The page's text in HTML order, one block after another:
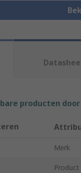
producten
Merk
Product